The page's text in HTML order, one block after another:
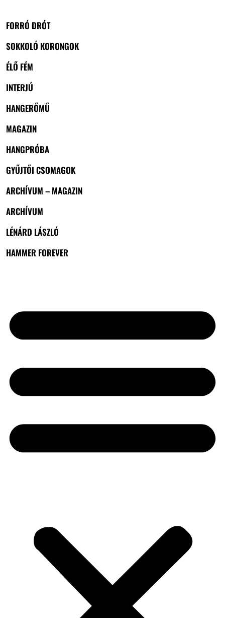
FORRÓ DRÓT
SOKKOLÓ KORONGOK
ÉLŐ FÉM
INTERJÚ
HANGERŐMŰ
MAGAZIN
HANGPRÓBA
GYŰJTŐI CSOMAGOK
ARCHÍVUM – MAGAZIN
ARCHÍVUM
LÉNÁRD LÁSZLÓ
HAMMER FOREVER